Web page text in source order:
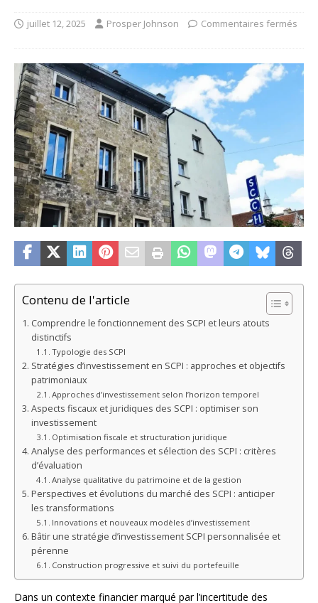
juillet 12, 2025 Prosper Johnson Commentaires fermés
Contenu de l'article
Comprendre le fonctionnement des SCPI et leurs atouts
distinctifs
Typologie des SCPI
Stratégies d’investissement en SCPI : approches et objectifs
patrimoniaux
Approches d’investissement selon l’horizon temporel
Aspects fiscaux et juridiques des SCPI : optimiser son
investissement
Optimisation fiscale et structuration juridique
Analyse des performances et sélection des SCPI : critères
d’évaluation
Analyse qualitative du patrimoine et de la gestion
Perspectives et évolutions du marché des SCPI : anticiper
les transformations
Innovations et nouveaux modèles d’investissement
Bâtir une stratégie d’investissement SCPI personnalisée et
pérenne
Construction progressive et suivi du portefeuille
Dans un contexte financier marqué par l’incertitude des